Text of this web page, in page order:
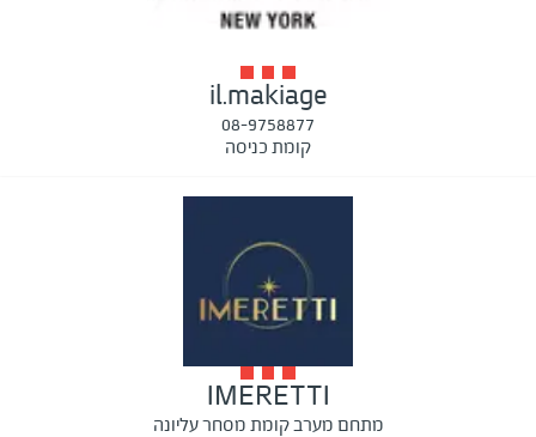
il.makiage
08-9758877
קומת כניסה
IMERETTI
מתחם מערב קומת מסחר עליונה